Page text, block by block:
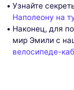
Узнайте
Наполеону на
Наконец, для
мир Эмили с
велосипеде-